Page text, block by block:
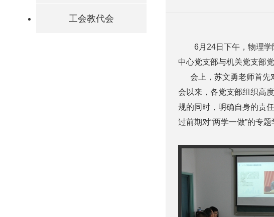
工会教代会
6月24日下午，物理学院
中心党支部与机关党支部
会上，苏文勇老师首先
会以来，各党支部组织高
规的同时，明确自身的责
过前期对“两学一做”的专